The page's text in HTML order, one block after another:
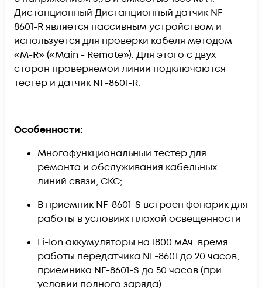
Дистанционный Дистанционный датчик NF-
8601-R является пассивным устройством и
используется для проверки кабеля методом
«M-R» («Main - Remote»). Для этого с двух
сторон проверяемой линии подключаются
тестер и датчик NF-8601-R.
Особенности:
Многофункциональный тестер для
ремонта и обслуживания кабельных
линий связи, CКС;
В приемник NF-8601-S встроен фонарик для
работы в условиях плохой освещенности
Li-Ion аккумуляторы на 1800 мАч: время
работы передатчика NF-8601 до 20 часов,
приемника NF-8601-S до 50 часов (при
условии полного заряда)